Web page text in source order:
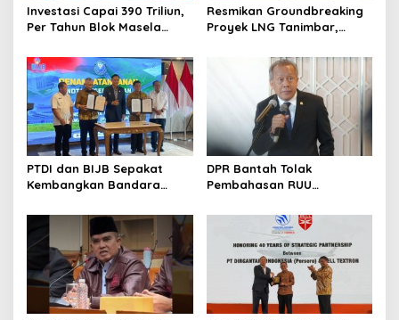
Investasi Capai 390 Triliun,
Per Tahun Blok Masela
Juta Ton LNG
Resmikan Groundbreaking
Proyek LNG Tanimbar,
Nantikan 28 Tahun
PTDI dan BIJB Sepakat
Kembangkan Bandara
Industri Kedirgantaraan
Nasional
DPR Bantah Tolak
Pembahasan RUU